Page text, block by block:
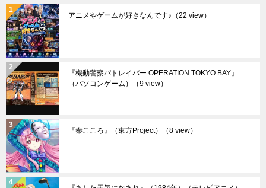
アニメやゲームが好きなんです♪ （22 view）
『機動警察パトレイバー OPERATION TOKYO BAY』
（パソコンゲーム）
（9 view）
『秦こころ』（東方Project） （8 view）